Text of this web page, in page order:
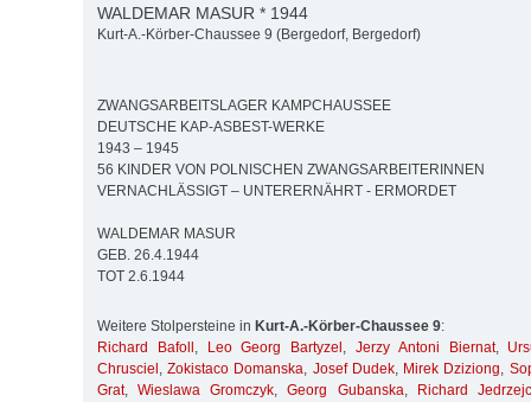
WALDEMAR MASUR * 1944
Kurt-A.-Körber-Chaussee 9 (Bergedorf, Bergedorf)
ZWANGSARBEITSLAGER KAMPCHAUSSEE
DEUTSCHE KAP-ASBEST-WERKE
1943 – 1945
56 KINDER VON POLNISCHEN ZWANGSARBEITERINNEN
VERNACHLÄSSIGT – UNTERERNÄHRT - ERMORDET
WALDEMAR MASUR
GEB. 26.4.1944
TOT 2.6.1944
Weitere Stolpersteine in Kurt-A.-Körber-Chaussee 9:
Richard Bafoll , Leo Georg Bartyzel ,Jerzy Antoni Biernat,
Chrusciel ,Zokistaco Domanska, Josef Dudek, Mirek Dziziong,
Grat,Wieslawa Gromczyk,Georg Gubanska,
Richard